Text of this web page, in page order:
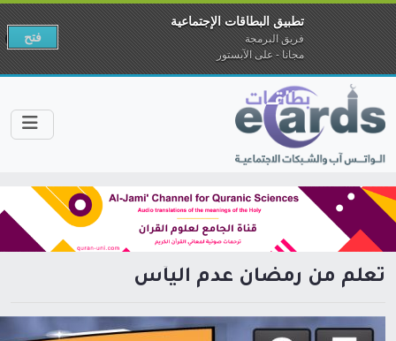
تعلم من رمضان عدم اليأس
تطبيق البطاقات الإجتماعية
فريق البرمجة
مجانا - على الآبستور
فتح